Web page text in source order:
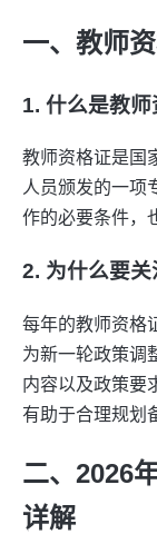
一、教师
1. 什么是教师
教师资格证是国
人员颁发的一项
作的必要条件，
2. 为什么要关
每年的教师资格
为新一轮政策调
内容以及政策要
有助于合理规划
二、2026
详解